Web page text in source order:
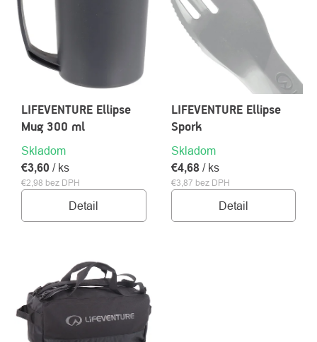
Kontakty
LIFEVENTURE Ellipse
Mug 300 ml
Skladom
€2,98 bez DPH
€3,60 / ks
Detail
LIFEVENTURE Ellipse
Spork
Skladom
€3,87 bez DPH
€4,68 / ks
Detail